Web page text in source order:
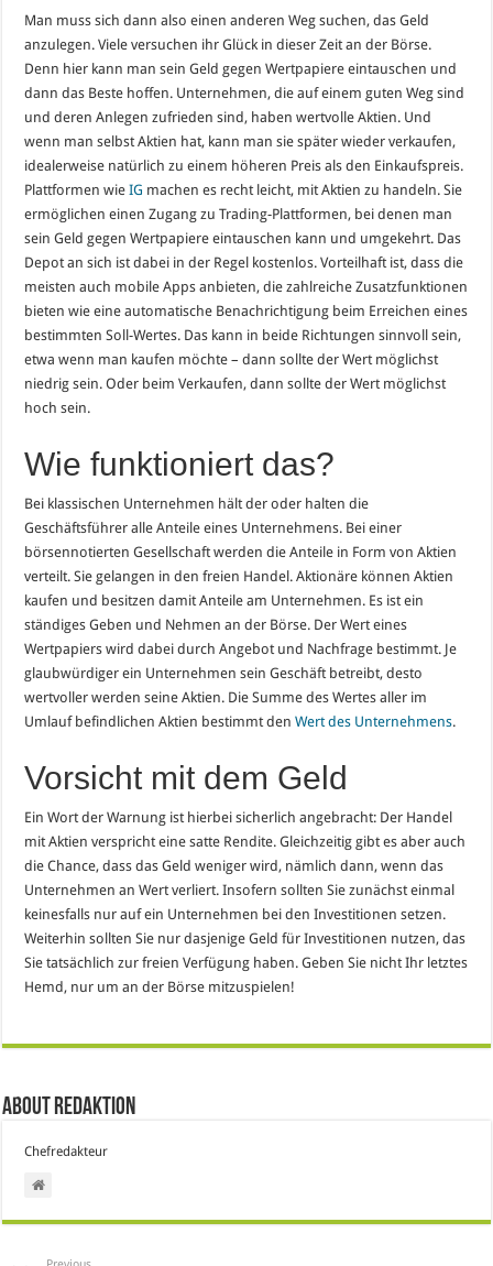
Man muss sich dann also einen anderen Weg suchen, das Geld
anzulegen. Viele versuchen ihr Glück in dieser Zeit an der Börse.
Denn hier kann man sein Geld gegen Wertpapiere eintauschen und
dann das Beste hoffen. Unternehmen, die auf einem guten Weg sind
und deren Anlegen zufrieden sind, haben wertvolle Aktien. Und
wenn man selbst Aktien hat, kann man sie später wieder verkaufen,
idealerweise natürlich zu einem höheren Preis als den Einkaufspreis.
Plattformen wieIG machen es recht leicht, mit Aktien zu handeln. Sie
ermöglichen einen Zugang zu Trading-Plattformen, bei denen man
sein Geld gegen Wertpapiere eintauschen kann und umgekehrt. Das
Depot an sich ist dabei in der Regel kostenlos. Vorteilhaft ist, dass die
meisten auch mobile Apps anbieten, die zahlreiche Zusatzfunktionen
bieten wie eine automatische Benachrichtigung beim Erreichen eines
bestimmten Soll-Wertes. Das kann in beide Richtungen sinnvoll sein,
etwa wenn man kaufen möchte – dann sollte der Wert möglichst
niedrig sein. Oder beim Verkaufen, dann sollte der Wert möglichst
hoch sein.
Wie funktioniert das?
Bei klassischen Unternehmen hält der oder halten die
Geschäftsführer alle Anteile eines Unternehmens. Bei einer
börsennotierten Gesellschaft werden die Anteile in Form von Aktien
verteilt. Sie gelangen in den freien Handel. Aktionäre können Aktien
kaufen und besitzen damit Anteile am Unternehmen. Es ist ein
ständiges Geben und Nehmen an der Börse. Der Wert eines
Wertpapiers wird dabei durch Angebot und Nachfrage bestimmt. Je
glaubwürdiger ein Unternehmen sein Geschäft betreibt, desto
wertvoller werden seine Aktien. Die Summe des Wertes aller im
Umlauf befindlichen Aktien bestimmt denWert des Unternehmens.
Vorsicht mit dem Geld
Ein Wort der Warnung ist hierbei sicherlich angebracht: Der Handel
mit Aktien verspricht eine satte Rendite. Gleichzeitig gibt es aber auch
die Chance, dass das Geld weniger wird, nämlich dann, wenn das
Unternehmen an Wert verliert. Insofern sollten Sie zunächst einmal
keinesfalls nur auf ein Unternehmen bei den Investitionen setzen.
Weiterhin sollten Sie nur dasjenige Geld für Investitionen nutzen, das
Sie tatsächlich zur freien Verfügung haben. Geben Sie nicht Ihr letztes
Hemd, nur um an der Börse mitzuspielen!
About Redaktion
Chefredakteur